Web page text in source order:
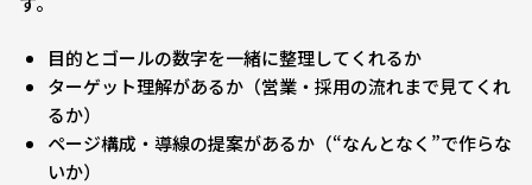
目的とゴールの数字を一緒に整理してくれるか
ターゲット理解があるか（営業・採用の流れまで見てくれ
るか）
ページ構成・導線の提案があるか（“なんとなく”で作らな
いか）